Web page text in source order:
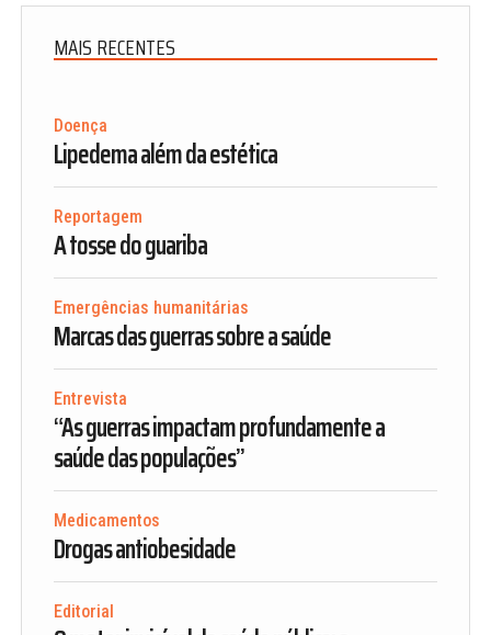
MAIS RECENTES
Doença
Lipedema além da estética
Reportagem
A tosse do guariba
Emergências humanitárias
Marcas das guerras sobre a saúde
Entrevista
“As guerras impactam profundamente a
saúde das populações”
Medicamentos
Drogas antiobesidade
Editorial